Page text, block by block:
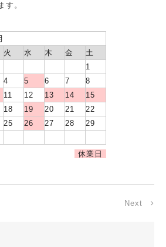
す。
火 水 木 金
土
1
4 5 6 7
8
11 12 13 14
15
18 19 20 21
22
25 26 27 28
29
休業日
Next